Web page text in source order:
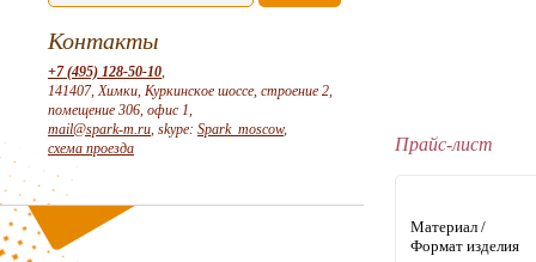
Контакты
+7 (495) 128-50-10,
141407, Химки, Куркинское шоссе, строение 2,
помещение 306, офис 1,
mail@spark-m.ru, skype: Spark_moscow,
схема проезда
Прайс-лист
Материал /
Формат изделия